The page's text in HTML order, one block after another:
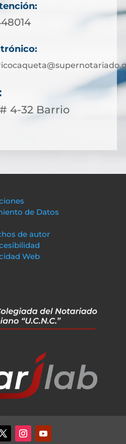
4-32 Barrio
de Datos
de autor
Web